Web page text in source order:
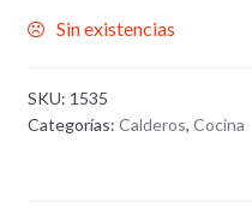
Sin existencias
SKU: 1535
Categorías: Calderos, Cocina